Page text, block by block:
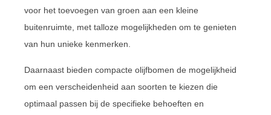
voor het toevoegen van groen aan een kleine
buitenruimte, met talloze mogelijkheden om te genieten
van hun unieke kenmerken.
Daarnaast bieden compacte olijfbomen de mogelijkheid
om een verscheidenheid aan soorten te kiezen die
optimaal passen bij de specifieke behoeften en